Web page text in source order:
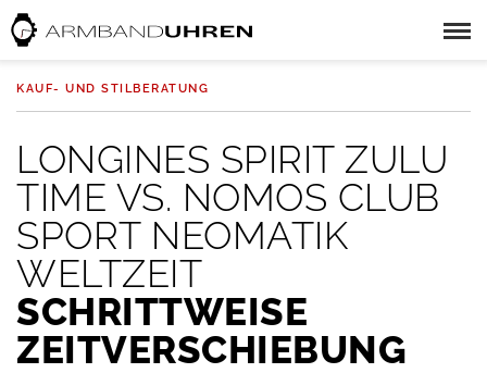
KAUF- UND STILBERATUNG
LONGINES SPIRIT ZULU
TIME VS. NOMOS CLUB
SPORT NEOMATIK
WELTZEIT
SCHRITTWEISE
ZEITVERSCHIEBUNG